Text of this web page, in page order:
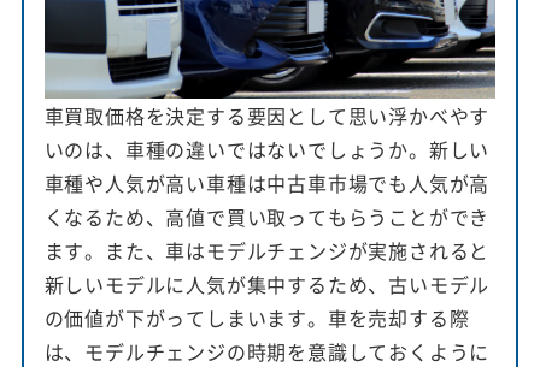
車買取価格を決定する要因として思い浮かべやす
いのは、車種の違いではないでしょうか。新しい
車種や人気が高い車種は中古車市場でも人気が高
くなるため、高値で買い取ってもらうことができ
ます。また、車はモデルチェンジが実施されると
新しいモデルに人気が集中するため、古いモデル
の価値が下がってしまいます。車を売却する際
は、モデルチェンジの時期を意識しておくように